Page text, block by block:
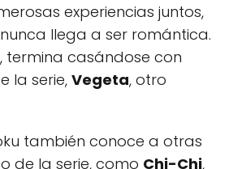
experiencias juntos,
llega a ser romántica.
termina casándose con
la serie, Vegeta, otro
también conoce a otras
de la serie, como Chi-Chi,